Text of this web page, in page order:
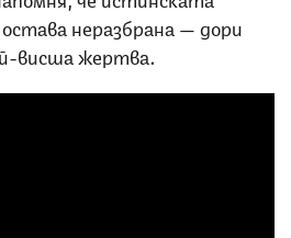
неразбрана — дори
висша жертва.